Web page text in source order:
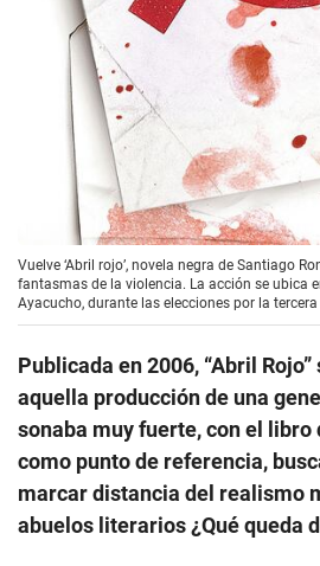
Vuelve ‘Abril rojo’, novela negra de Santiago
fantasmas de la violencia. La acción se ubica
Ayacucho, durante las elecciones por la
Publicada en 2006, “Abril
aquella producción de una
sonaba muy fuerte, con el libro
como punto de referencia,
marcar distancia del realismo
abuelos literarios ¿Qué queda